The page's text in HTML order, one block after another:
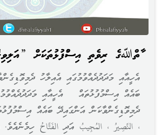
މާތްﷲގެ ރިވެތި އިސްމުފުޅުތަކަށް
އެހީއާއި މަދަދުދެއްވުމުގައި އެއިލާހު
ބައެއް އިސްމުފުޅުތައް އެހީއާއި
ދެމިވޮޑިގެންވާކަން އަންގައިދޭ ބައެއް
، النَّصِيرُ ، المُجِيبُ އަދި الفَتَّاحُ ހިމެނެއެވެ.